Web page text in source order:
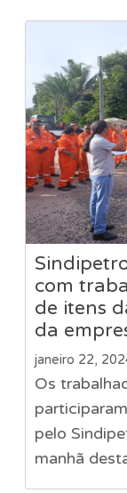
com
de itens
da
janeiro 22,
Os
pelo
manhã